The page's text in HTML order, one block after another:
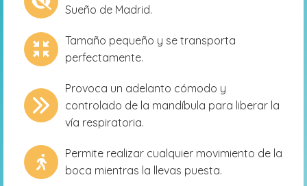
Sueño de Madrid.
Tamaño pequeño y se transporta
perfectamente.
Provoca un adelanto cómodo y
controlado de la mandíbula para liberar la
vía respiratoria.
Permite realizar cualquier movimiento de la
boca mientras la llevas puesta.